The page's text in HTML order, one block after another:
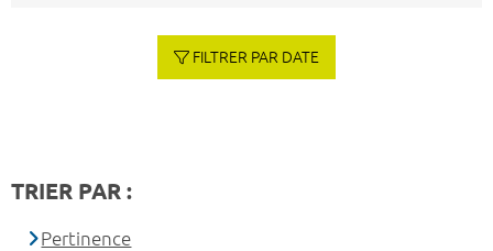
FILTRER PAR DATE
TRIER PAR :
Pertinence